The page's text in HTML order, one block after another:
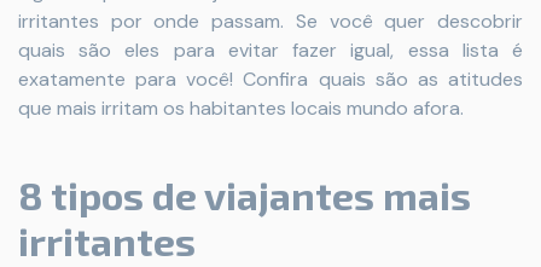
irritantes por onde passam. Se você quer descobrir
quais são eles para evitar fazer igual, essa lista é
exatamente para você! Confira quais são as atitudes
que mais irritam os habitantes locais mundo afora.
8 tipos de viajantes mais
irritantes